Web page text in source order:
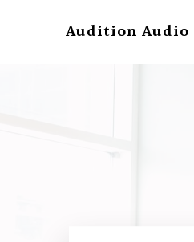
Audition Audio